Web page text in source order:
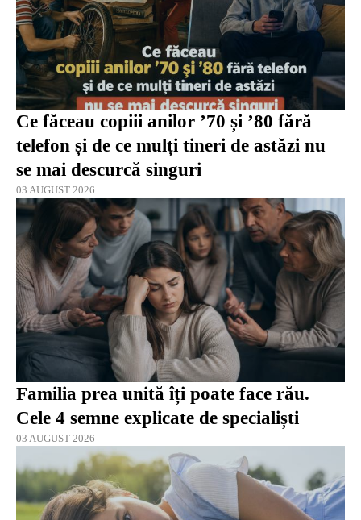
Ce făceau copiii anilor ’70 și ’80 fără
telefon și de ce mulți tineri de astăzi nu
se mai descurcă singuri
03 AUGUST 2026
Familia prea unită îți poate face rău.
Cele 4 semne explicate de specialiști
03 AUGUST 2026